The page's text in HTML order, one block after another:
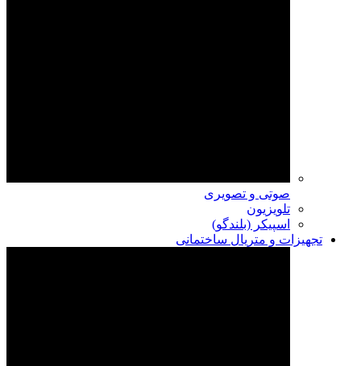
صوتی و تصویری
تلویزیون
اسپیکر (بلندگو)
تجهیزات و متریال ساختمانی